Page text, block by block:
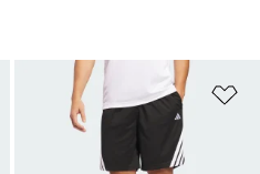
Adicionar à Lista de Desejos